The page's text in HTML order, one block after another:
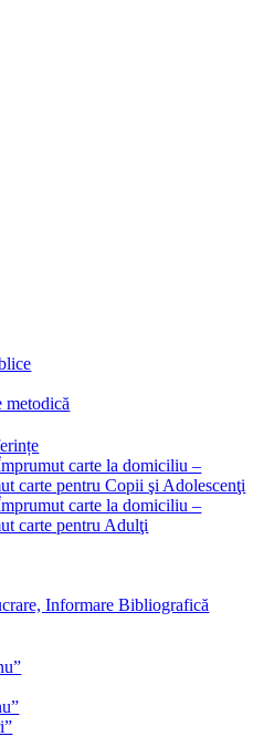
metodică
carte la domiciliu –
carte pentru Copii şi Adolescenţi
carte la domiciliu –
carte pentru Adulţi
Informare Bibliografică